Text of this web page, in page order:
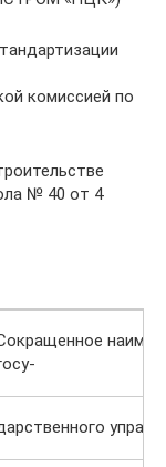
комиссией по
№ 40 от 4